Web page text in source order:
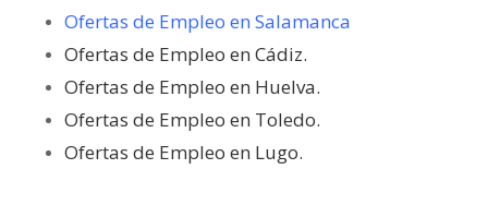
Ofertas de Empleo en Salamanca
Ofertas de Empleo en Cádiz.
Ofertas de Empleo en Huelva.
Ofertas de Empleo en Toledo.
Ofertas de Empleo en Lugo.